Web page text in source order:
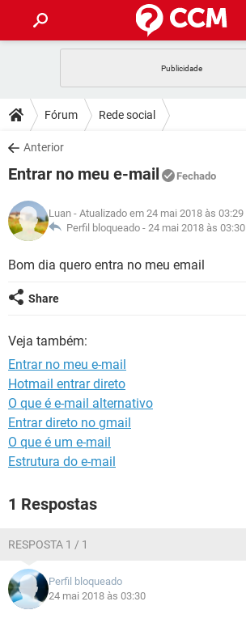
CELULAR
OUTLOOK
INSTAGRAM GMAIL
GUIA DE COMPRAS
DICAS
JOGOS
INSTAGRAM GMAIL
GUIA DE COMPRAS
DOWNLOADS
JOGOS WHATSAPP
CELULAR
OUTLOOK EXCEL
INSTAGRAM GMAIL
JOGOS WHATSAPP
CELULAR
OUTLOOK EXCEL
INSTAGRAM
GLOSSÁRIO
JOGOS WHATSAPP
INSTAGRAM
GUIA DE COMPRAS
Fórum Rede social
Anterior
Entrar no meu e-mail Fechado
Luan - Atualizado em 24 mai 2018 às 03:29
Perfil bloqueado - 24 mai 2018 às 03:30
Bom dia quero entra no meu email
Share
Veja também:
Entrar no meu e-mail
Hotmail entrar direto
O que é e-mail alternativo
Entrar direto no gmail
O que é um e-mail
Estrutura do e-mail
1 Respostas
RESPOSTA 1 / 1
Perfil bloqueado
24 mai 2018 às 03:30